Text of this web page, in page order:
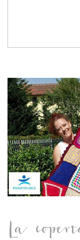
La